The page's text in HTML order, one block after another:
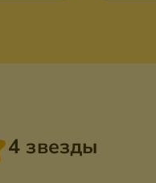
4 звезды